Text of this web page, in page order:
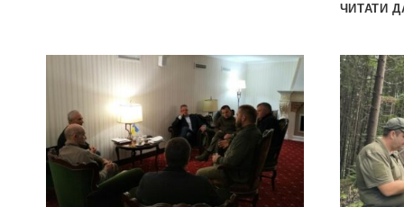
2023
ЧИТАТИ